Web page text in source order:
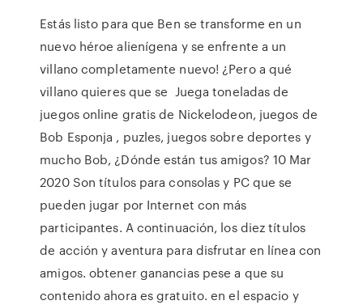
Estás listo para que Ben se transforme en un
nuevo héroe alienígena y se enfrente a un
villano completamente nuevo! ¿Pero a qué
villano quieres que se Juega toneladas de
juegos online gratis de Nickelodeon, juegos de
Bob Esponja , puzles, juegos sobre deportes y
mucho Bob, ¿Dónde están tus amigos? 10 Mar
2020 Son títulos para consolas y PC que se
pueden jugar por Internet con más
participantes. A continuación, los diez títulos
de acción y aventura para disfrutar en línea con
amigos. obtener ganancias pese a que su
contenido ahora es gratuito. en el espacio y